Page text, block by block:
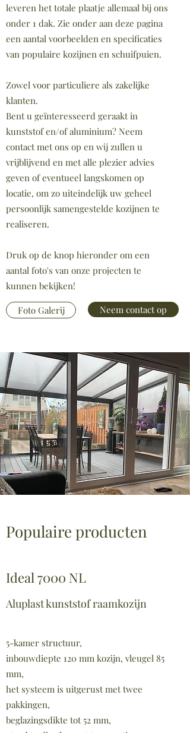
leveren het totale plaatje allemaal bij ons
onder 1 dak. Zie onder aan deze pagina
een aantal voorbeelden en specificaties
van populaire kozijnen en schuifpuien.
Zowel voor particuliere als zakelijke
klanten.
Bent u geïnteresseerd geraakt in
kunststof en/of aluminium? Neem
contact met ons op en wij zullen u
vrijblijvend en met alle plezier advies
geven of eventueel langskomen op
locatie, om zo uiteindelijk uw geheel
persoonlijk samengestelde kozijnen te
realiseren.
Druk op de knop hieronder om een
aantal foto's van onze projecten te
kunnen bekijken!
Foto Galerij Neem contact op
Populaire producten
Ideal 7000 NL
Aluplast kunststof raamkozijn
5-kamer structuur,
inbouwdiepte 120 mm kozijn, vleugel 85
mm,
het systeem is uitgerust met twee
pakkingen,
beglazingsdikte tot 52 mm,